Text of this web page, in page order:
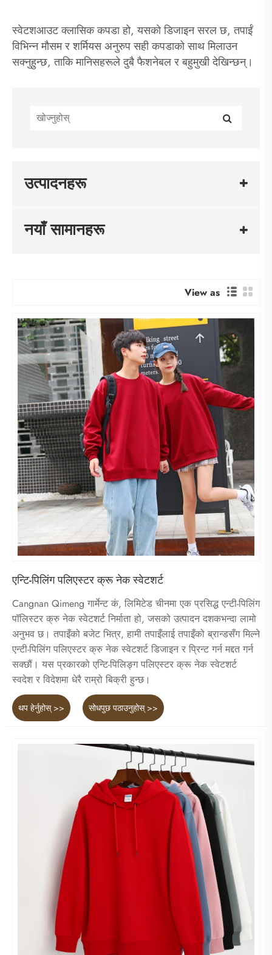
स्वेटशआउट क्लासिक कपडा हो, यसको डिजाइन सरल छ, तपाईं
विभिन्न मौसम र शर्मियस अनुरुप सही कपडाको साथ मिलाउन
सक्नुहुन्छ, ताकि मानिसहरूले दुबै फैशनेबल र बहुमुखी देखिन्छन्।
उत्पादनहरू
नयाँ सामानहरू
View as
एन्टि-पिलिंग पलिएस्टर क्रू नेक स्वेटशर्ट
Cangnan Qimeng गार्मेन्ट कं, लिमिटेड चीनमा एक प्रसिद्ध एन्टी-पिलिंग
पॉलिस्टर क्रु नेक स्वेटशर्ट निर्माता हो, जसको उत्पादन दशकभन्दा लामो
अनुभव छ। तपाइँको बजेट भित्र, हामी तपाइँलाई तपाइँको ब्रान्डसँग मिल्ने
एन्टी-पिलिंग पलिएस्टर क्रु नेक स्वेटशर्ट डिजाइन र प्रिन्ट गर्न मद्दत गर्न
सक्छौं। यस प्रकारको एन्टि-पिलिङ्ग पलिएस्टर क्रू नेक स्वेटशर्ट
स्वदेश र विदेशमा धेरै राम्रो बिक्री हुन्छ।
थप हेर्नुहोस् >> सोधपुछ पठाउनुहोस् >>